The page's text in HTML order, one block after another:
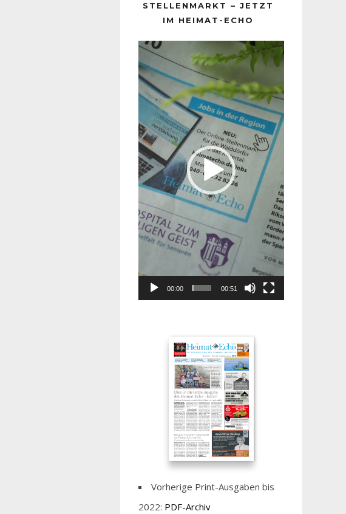
STELLENMARKT – JETZT
IM HEIMAT-ECHO
Player
00:00 00:51
Vorherige Print-Ausgaben bis
2022: PDF-Archiv